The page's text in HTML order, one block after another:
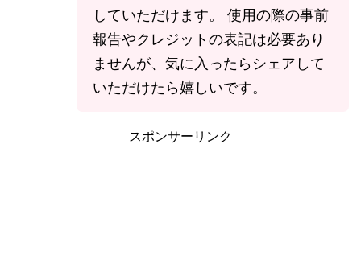
していただけます。 使用の際の事前
報告やクレジットの表記は必要あり
ませんが、気に入ったらシェアして
いただけたら嬉しいです。
スポンサーリンク